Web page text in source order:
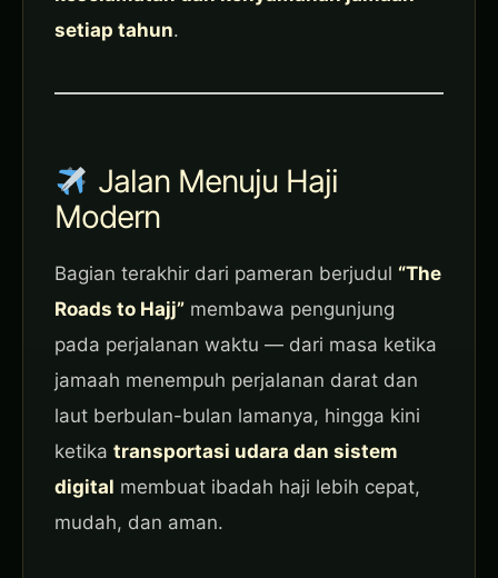
setiap tahun.
Jalan Menuju Haji
Modern
Bagian terakhir dari pameran berjudul “The
Roads to Hajj” membawa pengunjung
pada perjalanan waktu — dari masa ketika
jamaah menempuh perjalanan darat dan
laut berbulan-bulan lamanya, hingga kini
ketika transportasi udara dan sistem
digital membuat ibadah haji lebih cepat,
mudah, dan aman.